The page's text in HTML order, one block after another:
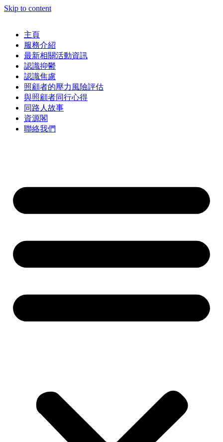
Skip to content
主頁
服務介紹
最新相關活動資訊
認識抑鬱
認識焦慮
照顧者的壓力風險評估
與照顧者同行心得
同路人故事
資源閣
聯絡我們